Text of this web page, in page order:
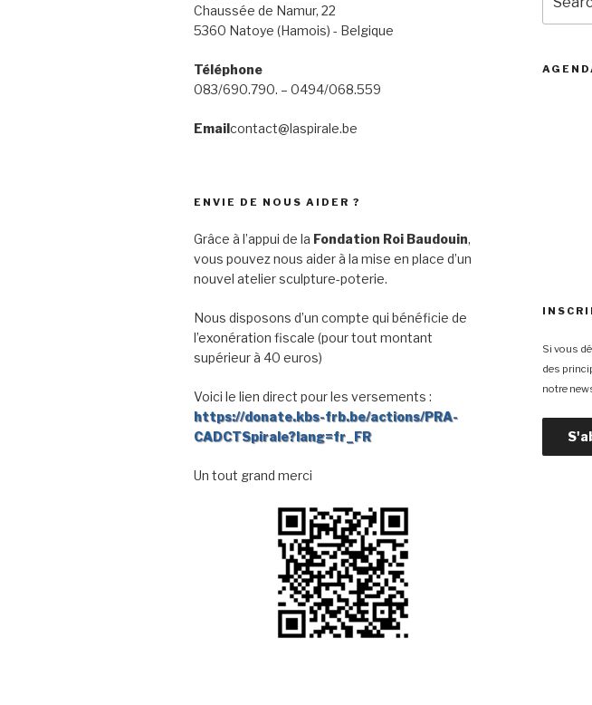
Chaussée de Namur, 22
5360 Natoye (Hamois) - Belgique
Téléphone
083/690.790. – 0494/068.559
Emailcontact@laspirale.be
ENVIE DE NOUS AIDER ?
Grâce à l’appui de la Fondation Roi Baudouin,
vous pouvez nous aider à la mise en place d’un
nouvel atelier sculpture-poterie.
Nous disposons d’un compte qui bénéficie de
l’exonération fiscale (pour tout montant
supérieur à 40 euros)
Voici le lien direct pour les versements :
https://donate.kbs-frb.be/actions/PRA-
CADCTSpirale?lang=fr_FR
Un tout grand merci
for:
Si vous
des
notre